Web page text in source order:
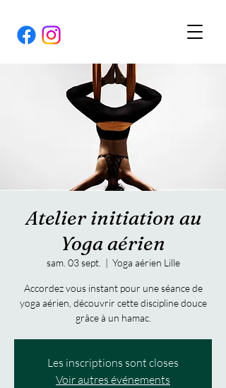
Atelier initiation au
Yoga aérien
sam. 03 sept.
  |
Yoga aérien Lille
Accordez vous instant pour une séance de
yoga aérien, découvrir cette discipline douce
Les inscriptions sont closes
Voir autres événements